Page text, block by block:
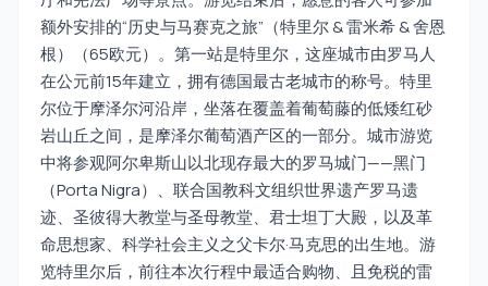
额外安排的“历史与马赛克之旅”（特里尔 & 雷米希 & 舍恩
根）（65欧元）。第一站是特里尔，这座城市由罗马人
在公元前15年建立，拥有德国最古老城市的称号。特里
尔位于摩泽尔河沿岸，坐落在覆盖着葡萄藤的低矮红砂
岩山丘之间，是摩泽尔葡萄酒产区的一部分。城市游览
中将参观阿尔卑斯山以北现存最大的罗马城门——黑门
（Porta Nigra）、联合国教科文组织世界遗产罗马遗
迹、圣彼得大教堂与圣母教堂、君士坦丁大殿，以及革
命思想家、科学社会主义之父卡尔·马克思的出生地。游
览特里尔后，前往本次行程中最适合购物、且免税的雷